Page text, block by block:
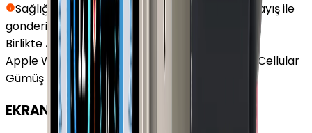
Sağlığınız için hijyen kurallarına uygun siyah kayış ile
gönderilmektedir.
Birlikte Al
En Çok Eşleştirilen
Apple Watch Series 9 Paslanmaz Çelik 45mm Cellular
Gümüş ile uyumludur.
EKRAN